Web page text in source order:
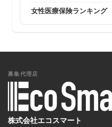
女性医療保険ランキング
募集代理店
株式会社エコスマート